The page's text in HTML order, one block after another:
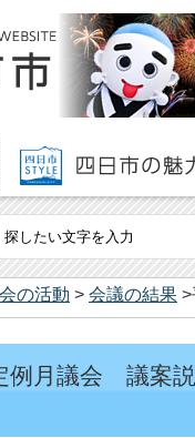
の活動 > 会議の結果
例月議会 議案